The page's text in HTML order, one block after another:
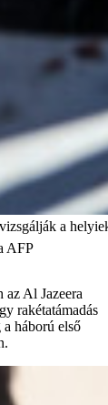
a
AFP
Al Jazeera
rakétatámadás
a háború első